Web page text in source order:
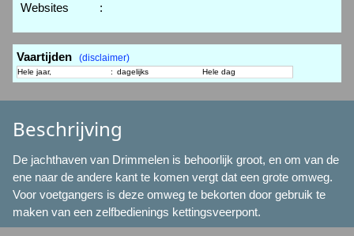
Websites :
Vaartijden (disclaimer)
Hele jaar, : dagelijks Hele dag
Beschrijving
De jachthaven van Drimmelen is behoorlijk groot, en om van de
ene naar de andere kant te komen vergt dat een grote omweg.
Voor voetgangers is deze omweg te bekorten door gebruik te
maken van een zelfbedienings kettingsveerpont.